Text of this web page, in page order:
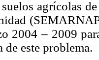
agrícolas
2004 – 2009
de este problema.